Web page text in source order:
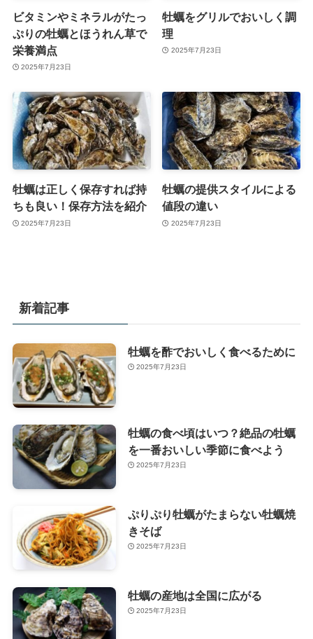
ビタミンやミネラルがたっ
ぷりの牡蠣とほうれん草で
栄養満点
2025年7月23日
牡蠣をグリルでおいしく調
理
2025年7月23日
牡蠣は正しく保存すれば持
ちも良い！保存方法を紹介
2025年7月23日
牡蠣の提供スタイルによる
値段の違い
2025年7月23日
新着記事
牡蠣を酢でおいしく食べるために
2025年7月23日
牡蠣の食べ頃はいつ？絶品の牡蠣
を一番おいしい季節に食べよう
2025年7月23日
ぷりぷり牡蠣がたまらない牡蠣焼
きそば
2025年7月23日
牡蠣の産地は全国に広がる
2025年7月23日